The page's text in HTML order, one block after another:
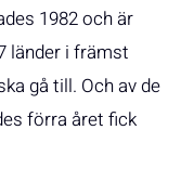
1982 och är
länder i främst
gå till. Och av de
förra året fick